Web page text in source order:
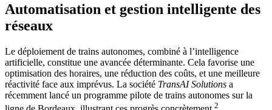
Automatisation et gestion intelligente des
réseaux
Le déploiement de trains autonomes, combiné à l’intelligence
artificielle, constitue une avancée déterminante. Cela favorise une
optimisation des horaires, une réduction des coûts, et une meilleure
réactivité face aux imprévus. La société TransAI Solutions a
récemment lancé un programme pilote de trains autonomes sur la
2